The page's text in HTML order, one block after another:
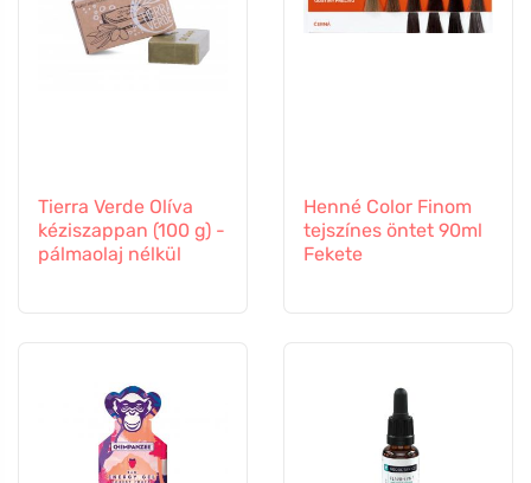
Tierra Verde Olíva
kéziszappan (100 g) -
pálmaolaj nélkül
Henné Color Finom
tejszínes öntet 90ml
Fekete